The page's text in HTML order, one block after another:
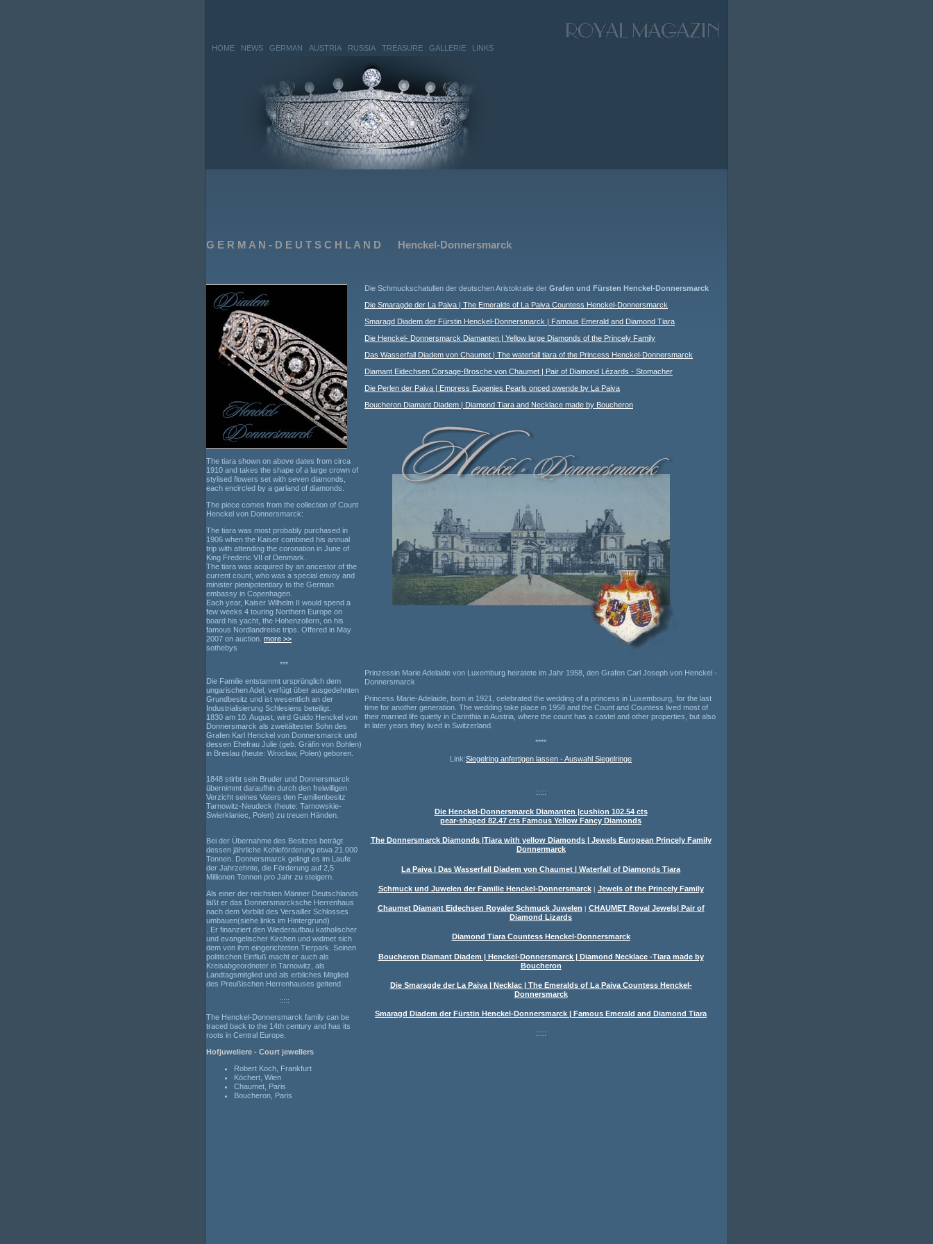
HOME NEWS GERMAN AUSTRIA RUSSIA TREASURE GALLERIE LINKS
G E R M A N - D E U T S C H L A N D Henckel-Donnersmarck
The tiara shown on above dates from circa
1910 and takes the shape of a large crown of
stylised flowers set with seven diamonds,
each encircled by a garland of diamonds.
The piece comes from the collection of Count
Henckel von Donnersmarck:
The tiara was most probably purchased in
1906 when the Kaiser combined his annual
trip with attending the coronation in June of
King Frederic VII of Denmark.
The tiara was acquired by an ancestor of the
current count, who was a special envoy and
minister plenipotentiary to the German
embassy in Copenhagen.
Each year, Kaiser Wilhelm II would spend a
few weeks 4 touring Northern Europe on
board his yacht, the Hohenzollern, on his
famous Nordlandreise trips. Offered in May
2007 on auction. more >>
sothebys
***
Die Familie entstammt ursprünglich dem
ungarischen Adel, verfügt über ausgedehnten
Grundbesitz und ist wesentlich an der
Industrialisierung Schlesiens beteiligt.
1830 am 10. August, wird Guido Henckel von
Donnersmarck als zweitältester Sohn des
Grafen Karl Henckel von Donnersmarck und
dessen Ehefrau Julie (geb. Gräfin von Bohlen)
in Breslau (heute: Wroclaw, Polen) geboren.
1848 stirbt sein Bruder und Donnersmarck
übernimmt daraufhin durch den freiwilligen
Verzicht seines Vaters den Familienbesitz
Tarnowitz-Neudeck (heute: Tarnowskie-
Swierklaniec, Polen) zu treuen Händen.
Bei der Übernahme des Besitzes beträgt
dessen jährliche Kohleförderung etwa 21.000
Tonnen. Donnersmarck gelingt es im Laufe
der Jahrzehnte, die Förderung auf 2,5
Millionen Tonnen pro Jahr zu steigern.
Als einer der reichsten Männer Deutschlands
läßt er das Donnersmarcksche Herrenhaus
nach dem Vorbild des Versailler Schlosses
umbauen(siehe links im Hintergrund)
. Er finanziert den Wiederaufbau katholischer
und evangelischer Kirchen und widmet sich
dem von ihm eingerichteten Tierpark. Seinen
politischen Einfluß macht er auch als
Kreisabgeordneter in Tarnowitz, als
Landtagsmitglied und als erbliches Mitglied
des Preußischen Herrenhauses geltend.
:::::
The Henckel-Donnersmarck family can be
traced back to the 14th century and has its
roots in Central Europe.
Hofjuweliere - Court jewellers
Robert Koch, Frankfurt
Köchert, Wien
Chaumet, Paris
Boucheron, Paris
Die Schmuckschatullen der deutschen Aristokratie der Grafen und Fürsten Henckel-Donnersmarck
Die Smaragde der La Paiva | The Emeralds of La Paiva Countess Henckel-Donnersmarck
Smaragd Diadem der Fürstin Henckel-Donnersmarck | Famous Emerald and Diamond Tiara
Die Henckel- Donnersmarck Diamanten | Yellow large Diamonds of the Princely Family
Das Wasserfall Diadem von Chaumet | The waterfall tiara of the Princess Henckel-Donnersmarck
Diamant Eidechsen Corsage-Brosche von Chaumet | Pair of Diamond Lézards - Stomacher
Die Perlen der Paiva | Empress Eugenies Pearls onced owende by La Paiva
Boucheron Diamant Diadem | Diamond Tiara and Necklace made by Boucheron
Prinzessin Marie Adelaide von Luxemburg heiratete im Jahr 1958, den Grafen Carl Joseph von Henckel -
Donnersmarck
Princess Marie-Adelaide, born in 1921, celebrated the wedding of a princess in Luxembourg, for the last
time for another generation. The wedding take place in 1958 and the Count and Countess lived most of
their married life quietly in Carinthia in Austria, where the count has a castel and other properties, but also
in later years they lived in Switzerland.
****
Link:Siegelring anfertigen lassen - Auswahl Siegelringe
:::::
Die Henckel-Donnersmarck Diamanten |cushion 102.54 cts
pear-shaped 82.47 cts Famous Yellow Fancy Diamonds
The Donnersmarck Diamonds |Tiara with yellow Diamonds | Jewels European Princely Family
Donnermarck
La Paiva | Das Wasserfall Diadem von Chaumet | Waterfall of Diamonds Tiara
Schmuck und Juwelen der Familie Henckel-Donnersmarck| Jewels of the Princely Family
Chaumet Diamant Eidechsen Royaler Schmuck Juwelen
CHAUMET Royal Jewels| Pair of
Diamond Lizards
Diamond Tiara Countess Henckel-Donnersmarck
Boucheron Diamant Diadem | Henckel-Donnersmarck | Diamond Necklace -Tiara made by
Boucheron
Die Smaragde der La Paiva | Necklac | The Emeralds of La Paiva Countess Henckel-
Donnersmarck
Smaragd Diadem der Fürstin Henckel-Donnersmarck | Famous Emerald and Diamond Tiara
:::::